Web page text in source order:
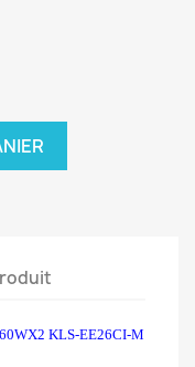
KLS-EE26CI-M